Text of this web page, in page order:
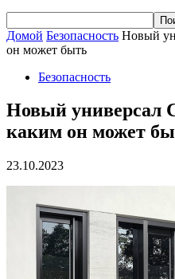
Домой Безопасность Новый
он может быть
Безопасность
Новый универсал
каким он может
23.10.2023